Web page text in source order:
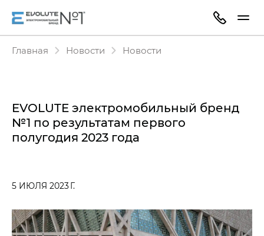
Главная Новости Новости
EVOLUTE электромобильный бренд
№1 по результатам первого
полугодия 2023 года
5 ИЮЛЯ 2023 Г.